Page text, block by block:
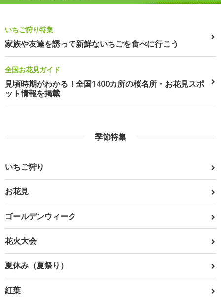
いちご狩り特集
家族や友達を誘って新鮮ないちごを食べに行こう
全国お花見ガイド
見頃時期がわかる！全国1400カ所の桜名所・お花見スポ
ット情報を掲載
季節特集
いちご狩り
お花見
ゴールデンウィーク
花火大会
夏休み（夏祭り）
紅葉